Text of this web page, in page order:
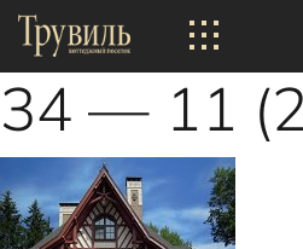
34 — 11